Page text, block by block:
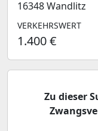
16348 Wandlitz
VERKEHRSWERT
1.400 €
Zu dieser